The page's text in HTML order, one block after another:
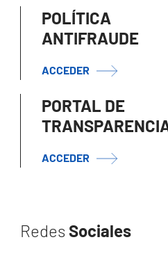
POLÍTICA
ANTIFRAUDE
ACCEDER
PORTAL DE
ACCEDER
Redes Sociales